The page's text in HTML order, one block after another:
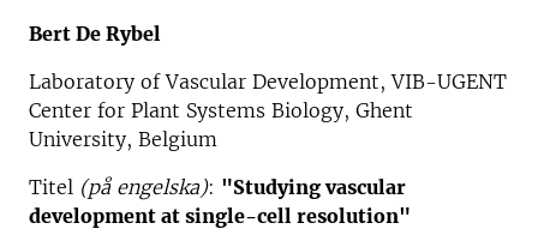
Bert De Rybel
Laboratory of Vascular Development, VIB-UGENT
Center for Plant Systems Biology, Ghent
University, Belgium
Titel (på engelska): "Studying vascular
development at single-cell resolution"